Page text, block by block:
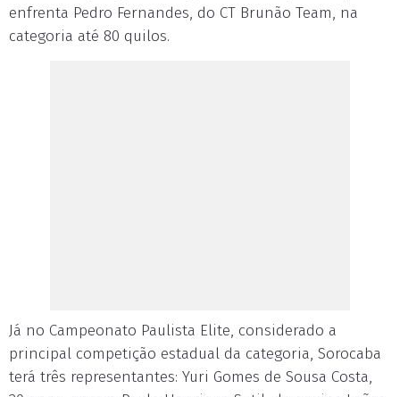
enfrenta Pedro Fernandes, do CT Brunão Team, na
categoria até 80 quilos.
Já no Campeonato Paulista Elite, considerado a
principal competição estadual da categoria, Sorocaba
terá três representantes: Yuri Gomes de Sousa Costa,